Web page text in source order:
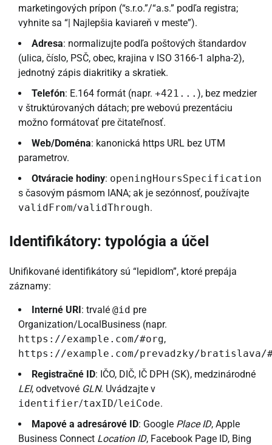
marketingových prípon (“s.r.o.”/“a.s.” podľa registra;
vyhnite sa “| Najlepšia kaviareň v meste”).
Adresa: normalizujte podľa poštových štandardov
(ulica, číslo, PSČ, obec, krajina v ISO 3166-1 alpha-2),
jednotný zápis diakritiky a skratiek.
Telefón: E.164 formát (napr. +421... ), bez medzier
v štruktúrovaných dátach; pre webovú prezentáciu
možno formátovať pre čitateľnosť.
Web/Doména: kanonická https URL bez UTM
parametrov.
Otváracie hodiny: openingHoursSpecification
s časovým pásmom IANA; ak je sezónnosť, používajte
validFrom/validThrough.
Identifikátory: typológia a účel
Unifikované identifikátory sú “lepidlom”, ktoré prepája
záznamy:
Interné URI: trvalé @id pre
Organization/LocalBusiness (napr.
https://example.com/#org,
https://example.com/prevadzky/bratislava/
Registračné ID: IČO, DIČ, IČ DPH (SK), medzinárodné
LEI, odvetvové GLN. Uvádzajte v
identifier/taxID/leiCode.
Mapové a adresárové ID: Google Place ID, Apple
Business Connect Location ID, Facebook Page ID, Bing